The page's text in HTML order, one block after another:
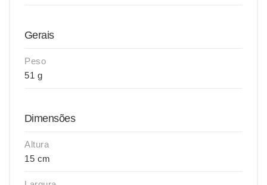
Gerais
Peso
51 g
Dimensões
Altura
15 cm